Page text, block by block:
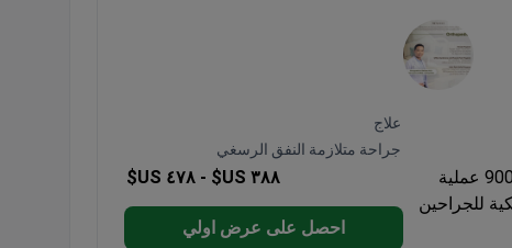
تتخصص عيادة Menness Wellness في جراحة اليد مع إجراء أكثر من 900 عملية
للجراحين
علاج
جراحة متلازمة النفق الرسغي
٣٨٨ US$ - ٤٧٨ US$
احصل على عرض اولي